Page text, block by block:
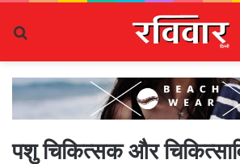
पशु चिकित्सक और